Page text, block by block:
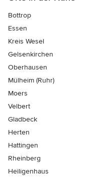
Bottrop
Essen
Kreis Wesel
Gelsenkirchen
Oberhausen
Mülheim (Ruhr)
Moers
Velbert
Gladbeck
Herten
Hattingen
Rheinberg
Heiligenhaus